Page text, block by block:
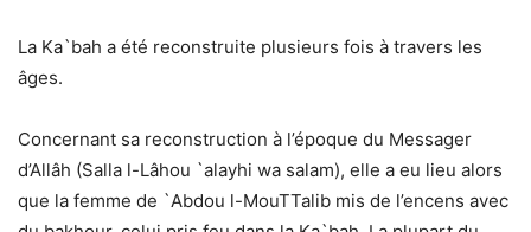
La Ka`bah a été reconstruite plusieurs fois à travers les
âges.
Concernant sa reconstruction à l’époque du Messager
d’Allâh (Salla l-Lâhou `alayhi wa salam), elle a eu lieu alors
que la femme de `Abdou l-MouTTalib mis de l’encens avec